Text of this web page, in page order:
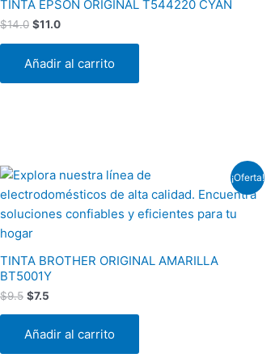
TINTA EPSON ORIGINAL T544220 CYAN
$14.0 $11.0
Añadir al carrito
¡Oferta!
TINTA BROTHER ORIGINAL AMARILLA
BT5001Y
$9.5
El
precio
original
era:
$7.5
El
precio
actual
es:
Añadir al carrito